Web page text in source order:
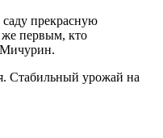
прекрасную
же первым, кто
Мичурин.